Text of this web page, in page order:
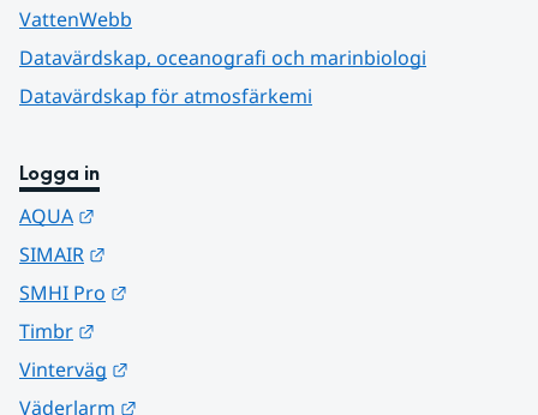
VattenWebb
Datavärdskap, oceanografi och marinbiologi
Datavärdskap för atmosfärkemi
Logga in
AQUA
SIMAIR
SMHI Pro
Timbr
Vinterväg
Väderlarm